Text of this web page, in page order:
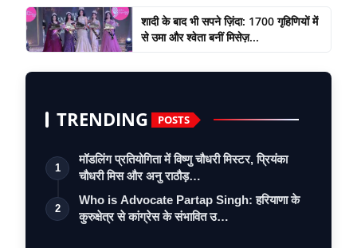
शादी के बाद भी सपने ज़िंदा: 1700 गृहिणियों में
से उमा और श्वेता बनीं मिसेज़...
TRENDING POSTS
1
मॉडलिंग प्रतियोगिता में विष्णु चौधरी मिस्टर, प्रियंका
चौधरी मिस और अनु राठौड़…
2
Who is Advocate Partap Singh: हरियाणा के
कुरुक्षेत्र से कांग्रेस के संभावित उ…